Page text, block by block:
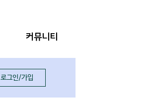
커뮤니티
로그인/가입